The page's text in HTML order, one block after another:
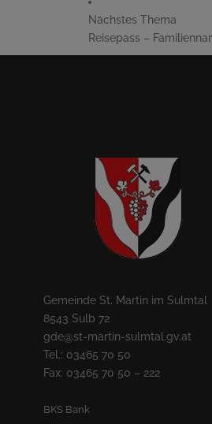
Nächstes Thema
Reisepass –
Gemeinde St. Martin im Sulmtal
8543 Sulb 72
gde@st-martin-sulmtal.gv.at
Tel.: 03465 70 50
Fax: 03465 70 50 – 222
BKS Bank